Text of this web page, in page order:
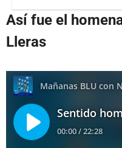
Así fue el
Lleras